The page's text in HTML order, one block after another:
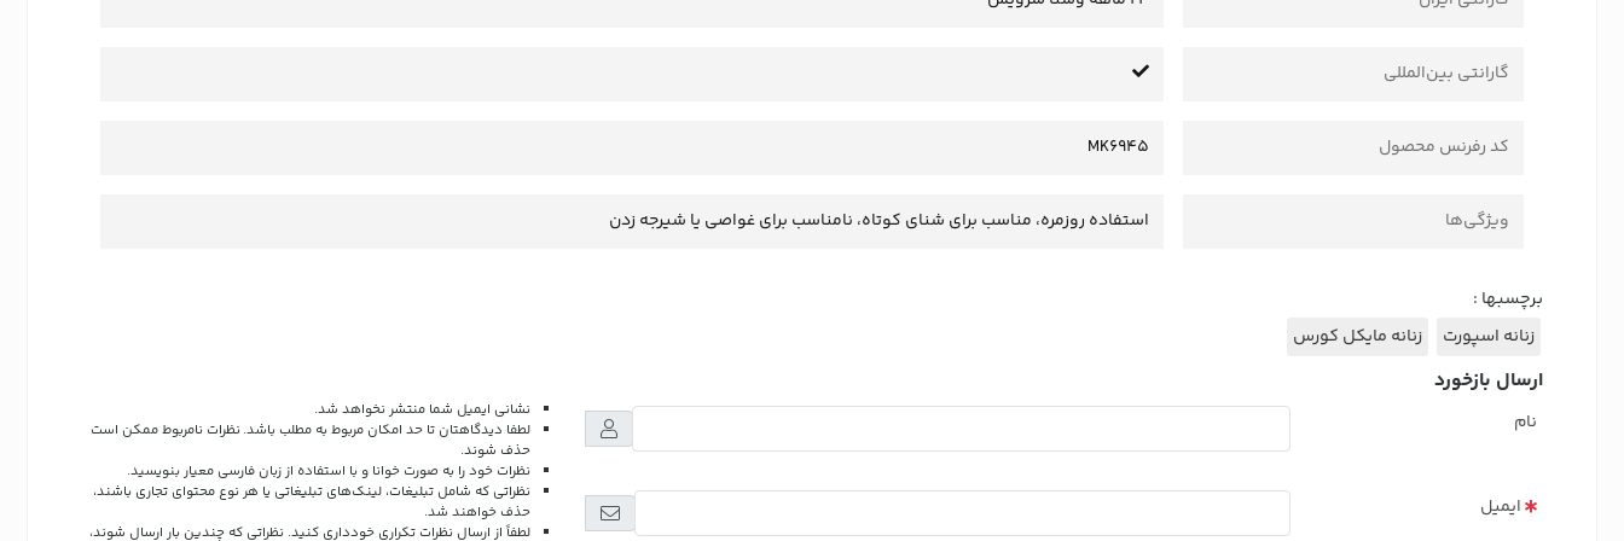
گارانتی بین‌المللی
کد رفرنس محصول MK6945
ویژگی‌ها استفاده روزمره، مناسب برای شنای کوتاه، نامناسب برای غواصی یا شیرجه زدن
برچسبها :
زنانه اسپورت
زنانه مایکل کورس
ارسال بازخورد
نام
ایمیل
نشانی ایمیل شما منتشر نخواهد شد.
لطفا دیدگاهتان تا حد امکان مربوط به مطلب باشد. نظرات نامربوط ممکن است
حذف شوند.
نظرات خود را به صورت خوانا و با استفاده از زبان فارسی معیار بنویسید.
نظراتی که شامل تبلیغات، لینک‌های تبلیغاتی یا هر نوع محتوای تجاری باشند،
حذف خواهند شد.
لطفاً از ارسال نظرات تکراری خودداری کنید. نظراتی که چندین بار ارسال شوند،